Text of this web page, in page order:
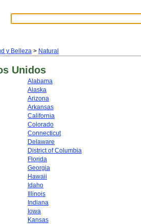
y Belleza > Natural
Unidos
Alabama
Alaska
Arizona
Arkansas
California
Colorado
Connecticut
Delaware
District of Columbia
Florida
Georgia
Hawaii
Idaho
Illinois
Indiana
Iowa
Kansas